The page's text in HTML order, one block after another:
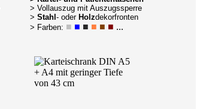
> Vollauszug mit Auszugssperre
> Stahl - oder Holzdekorfronten
> Farben: ■ ■ ■ ■ ■ ■ ...